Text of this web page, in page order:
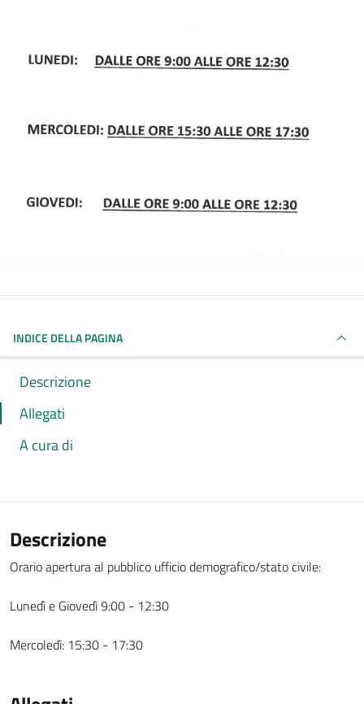
INDICE DELLA PAGINA
Descrizione
Allegati
A cura di
Descrizione
Orario apertura al pubblico ufficio demografico/stato civile:
Lunedì e Giovedì 9:00 - 12:30
Mercoledì: 15:30 - 17:30